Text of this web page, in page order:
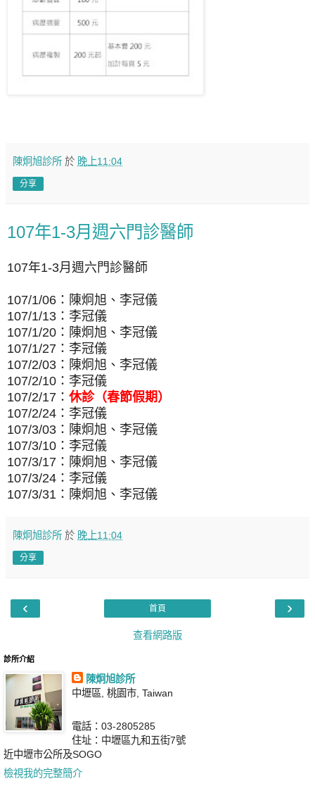
陳炯旭診所 於 晚上11:04
分享
107年1-3月週六門診醫師
107年1-3月週六門診醫師
107/1/06：陳炯旭、李冠儀
107/1/13：李冠儀
107/1/20：陳炯旭、李冠儀
107/1/27：李冠儀
107/2/03：陳炯旭、李冠儀
107/2/10：李冠儀
107/2/17： 休診（春節假期）
107/2/24：李冠儀
107/3/03：陳炯旭、李冠儀
107/3/10：李冠儀
107/3/17：陳炯旭、李冠儀
107/3/24：李冠儀
107/3/31：陳炯旭、李冠儀
陳炯旭診所 於 晚上11:04
分享
‹ ›
首頁
查看網路版
診所介紹
陳炯旭診所
中壢區, 桃園市, Taiwan
電話：03-2805285
住址：中壢區九和五街7號
近中壢市公所及SOGO
檢視我的完整簡介